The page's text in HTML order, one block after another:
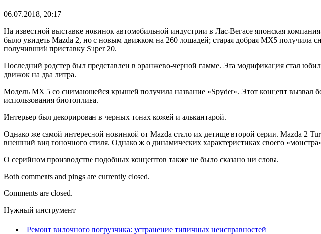
06.07.2018, 20:17
На известной выставке новинок автомобильной индустрии в Лас-Вегасе японская
было увидеть Mazda 2, но с новым движком на 260 лошадей; старая добрая MX5 получила
получивший приставку Super 20.
Последний родстер был представлен в оранжево-черной гамме. Эта модификация стал
движок на два литра.
Модель MX 5 со снимающейся крышей получила название «Spyder». Этот концепт вызвал
использования биотоплива.
Интерьер был декорирован в черных тонах кожей и алькантарой.
Однако же самой интересной новинкой от Mazda стало их детище второй серии. Mazda
внешний вид гоночного стиля. Однако ж о динамических характеристиках своего
О серийном производстве подобных концептов также не было сказано ни слова.
Both comments and pings are currently closed.
Comments are closed.
Нужный инструмент
Ремонт вилочного погрузчика: устранение типичных неисправностей